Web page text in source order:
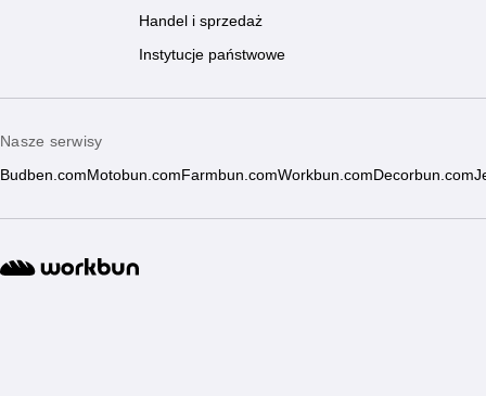
Handel i sprzedaż
Instytucje państwowe
Nasze serwisy
Budben.com Motobun.com Farmbun.comWorkbun.com Decorbun.com